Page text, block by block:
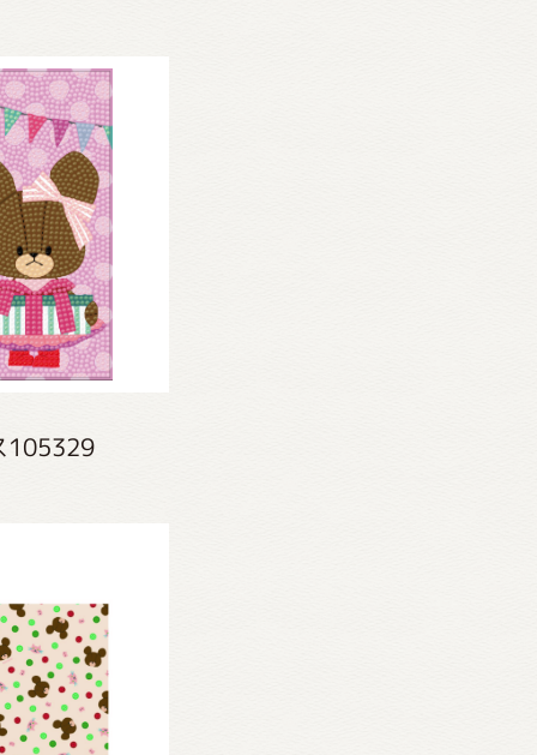
105329